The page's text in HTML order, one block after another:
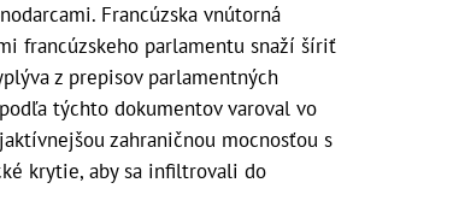
Francúzska vnútorná
francúzskeho parlamentu snaží šíriť
z prepisov parlamentných
týchto dokumentov varoval vo
zahraničnou mocnosťou s
krytie, aby sa infiltrovali do